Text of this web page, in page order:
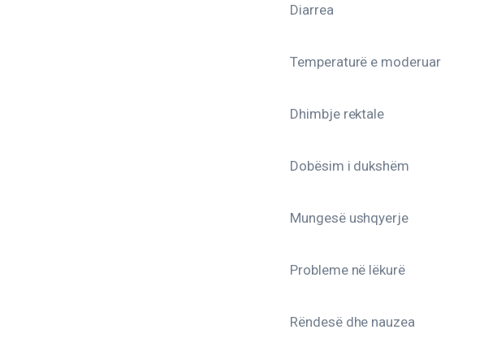
Diarrea
Temperaturë e moderuar
Dhimbje rektale
Dobësim i dukshëm
Mungesë ushqyerje
Probleme në lëkurë
Rëndesë dhe nauzea